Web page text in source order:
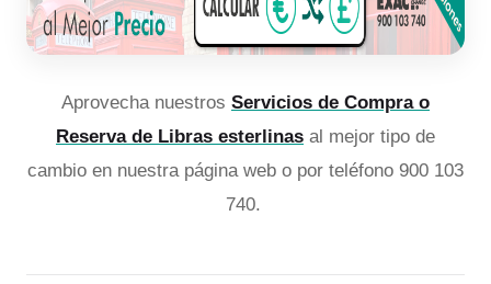
Aprovecha nuestros Servicios de Compra o
Reserva de Libras esterlinas al mejor tipo de
cambio en nuestra página web o por teléfono 900 103
740.